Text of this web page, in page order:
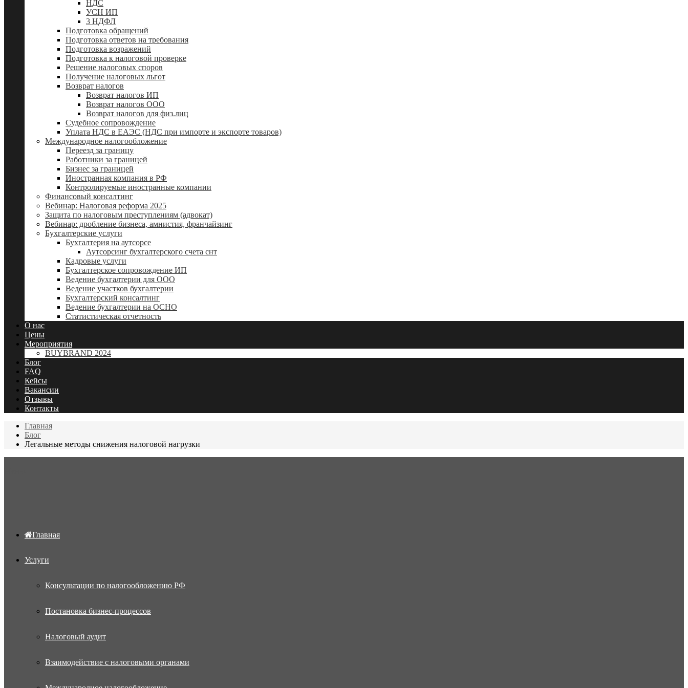
НДС
УСН ИП
3 НДФЛ
Подготовка обращений
Подготовка ответов на требования
Подготовка возражений
Подготовка к налоговой проверке
Решение налоговых споров
Получение налоговых льгот
Возврат налогов
Возврат налогов ИП
Возврат налогов ООО
Возврат налогов для физ.лиц
Судебное сопровождение
Уплата НДС в ЕАЭС (НДС при импорте и экспорте товаров)
Международное налогообложение
Переезд за границу
Работники за границей
Бизнес за границей
Иностранная компания в РФ
Контролируемые иностранные компании
Финансовый консалтинг
Вебинар: Налоговая реформа 2025
Защита по налоговым преступлениям (адвокат)
Вебинар: дробление бизнеса, амнистия, франчайзинг
Бухгалтерские услуги
Бухгалтерия на аутсорсе
Аутсорсинг бухгалтерского счета снт
Кадровые услуги
Бухгалтерское сопровождение ИП
Ведение бухгалтерии для ООО
Ведение участков бухгалтерии
Бухгалтерский консалтинг
Ведение бухгалтерии на ОСНО
Статистическая отчетность
О нас
Цены
Мероприятия
BUYBRAND 2024
Блог
FAQ
Кейсы
Вакансии
Отзывы
Контакты
Главная
Блог
Легальные методы снижения налоговой нагрузки
Главная
Услуги
Консультации по налогообложению РФ
Постановка бизнес-процессов
Налоговый аудит
Взаимодействие с налоговыми органами